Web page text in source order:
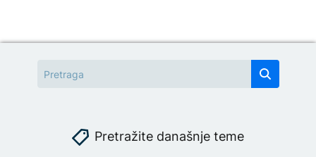
Pretražite današnje teme